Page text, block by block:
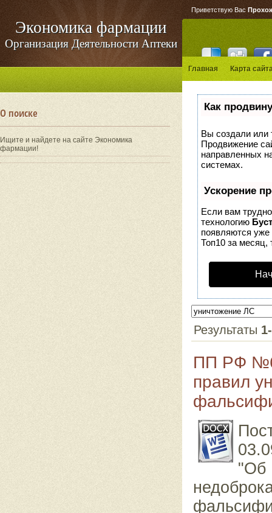
Экономика фармации
Организация Деятельности Аптеки
О поиске
Ищите и найдете на сайте Экономика
фармации!
Приветствую Вас
Главная Карта
Как
Вы создали или
Продвижение
направленных
системах.
Ускорение
Если вам
технологию Буст
появляются уже
Топ10 за месяц,
Результаты
ПП РФ
правил
"Об